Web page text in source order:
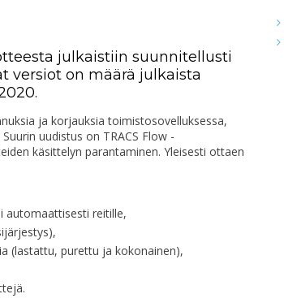
julkaistiin suunnitellusti
versiot on määrä julkaista
ja korjauksia toimistosovelluksessa,
uudistus on TRACS Flow -
käsittelyn parantaminen. Yleisesti ottaen
automaattisesti reitille,
(lastattu, purettu ja kokonainen),